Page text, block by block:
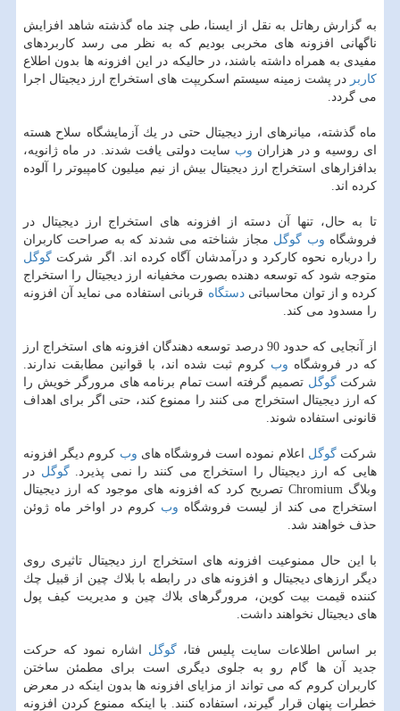
به گزارش رهاتل به نقل از ایسنا، طی چند ماه گذشته شاهد افزایش
ناگهانی افزونه های مخربی بودیم كه به نظر می رسد كاربردهای
مفیدی به همراه داشته باشند، در حالیكه در این افزونه ها بدون اطلاع
كاربر در پشت زمینه سیستم اسكریپت های استخراج ارز دیجیتال اجرا
می گردد.
ماه گذشته، میانرهای ارز دیجیتال حتی در یك آزمایشگاه سلاح هسته
ای روسیه و در هزاران وب سایت دولتی یافت شدند. در ماه ژانویه،
بدافزارهای استخراج ارز دیجیتال بیش از نیم میلیون كامپیوتر را آلوده
كرده اند.
تا به حال، تنها آن دسته از افزونه های استخراج ارز دیجیتال در
فروشگاه وب گوگل مجاز شناخته می شدند كه به صراحت كاربران
را درباره نحوه كاركرد و درآمدشان آگاه كرده اند. اگر شركت گوگل
متوجه شود كه توسعه دهنده بصورت مخفیانه ارز دیجیتال را استخراج
كرده و از توان محاسباتیدستگاه قربانی استفاده می نماید آن افزونه
را مسدود می كند.
از آنجایی كه حدود 90 درصد توسعه دهندگان افزونه های استخراج ارز
كه در فروشگاه وب كروم ثبت شده اند، با قوانین مطابقت ندارند.
شركتگوگل تصمیم گرفته است تمام برنامه های مرورگر خویش را
كه ارز دیجیتال استخراج می كنند را ممنوع كند، حتی اگر برای اهداف
قانونی استفاده شوند.
شركتگوگل اعلام نموده است فروشگاه های وب كروم دیگر افزونه
هایی كه ارز دیجیتال را استخراج می كنند را نمی پذیرد.گوگل در
وبلاگ Chromium تصریح كرد كه افزونه های موجود كه ارز دیجیتال
استخراج می كند از لیست فروشگاه وب كروم در اواخر ماه ژوئن
حذف خواهند شد.
با این حال ممنوعیت افزونه های استخراج ارز دیجیتال تاثیری روی
دیگر ارزهای دیجیتال و افزونه های در رابطه با بلاك چین از قبیل چك
كننده قیمت بیت كوین، مرورگرهای بلاك چین و مدیریت كیف پول
های دیجیتال نخواهند داشت.
بر اساس اطلاعات سایت پلیس فتا، گوگل اشاره نمود كه حركت
جدید آن ها گام رو به جلوی دیگری است برای مطمئن ساختن
كاربران كروم كه می تواند از مزایای افزونه ها بدون اینكه در معرض
خطرات پنهان قرار گیرند، استفاده كنند. با اینكه ممنوع كردن افزونه